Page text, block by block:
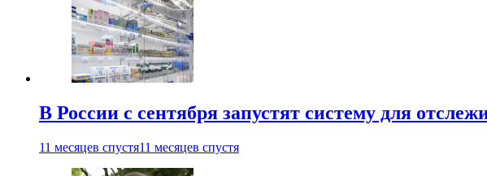
В России с сентября запустят систему для
11 месяцев спустя11 месяцев спустя